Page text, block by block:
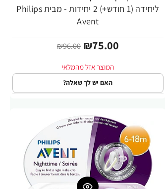
ליחידה (1 חודש+) 2 יחידות - מבית Philips
Avent
₪75.00
₪96.00
האם יש לך שאלה?